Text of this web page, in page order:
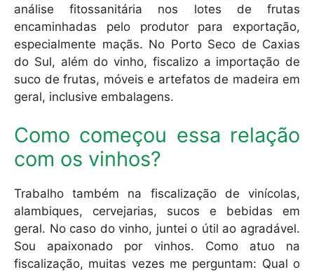
análise fitossanitária nos lotes de frutas
encaminhadas pelo produtor para exportação,
especialmente maçãs. No Porto Seco de Caxias
do Sul, além do vinho, fiscalizo a importação de
suco de frutas, móveis e artefatos de madeira em
geral, inclusive embalagens.
Como começou essa relação
com os vinhos?
Trabalho também na fiscalização de vinícolas,
alambiques, cervejarias, sucos e bebidas em
geral. No caso do vinho, juntei o útil ao agradável.
Sou apaixonado por vinhos. Como atuo na
fiscalização, muitas vezes me perguntam: Qual o